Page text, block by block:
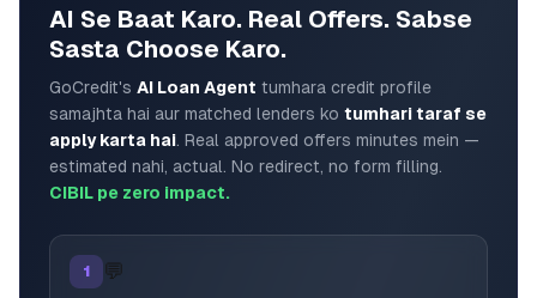
AI Se Baat Karo. Real Offers. Sabse
Sasta Choose Karo.
GoCredit's AI Loan Agent tumhara credit profile
samajhta hai aur matched lenders ko tumhari taraf se
apply karta hai. Real approved offers minutes mein —
estimated nahi, actual. No redirect, no form filling.
CIBIL pe zero impact.
1 💬